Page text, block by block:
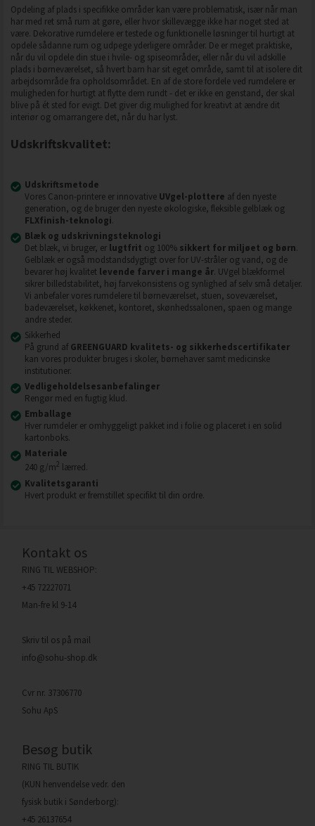
Opdeling af plads i specifikke områder kan være problematisk, især når man
har med ret små rum at gøre, eller hvor skillevægge ikke har noget sted at
være. Dekorative rumdelere er testede og funktionelle løsninger til hurtigt at
opdele sådanne rum og udpege yderligere områder. De er meget praktiske,
når du vil opdele din stue i hvile- og spiseområder, eller når du vil adskille
plads i børneværelset, så hvert barn har sit eget område, samt til at isolere dit
arbejdsområde fra opholdsområdet. En af de store fordele ved rumdelere er
muligheden for hurtigt at flytte dem rundt - det er ikke en genstand, der skal
blive på ét sted for evigt. Det giver dig mulighed for kreativt at ændre dit
interiør og omarrangere det, når du har lyst.
Udskriftskvalitet:
Udskriftsmetode
Vores Canon-printere er innovative UVgel-plottere af den nyeste
generation, og de bruger den nyeste økologiske, fleksible gelblæk og
FLXfinish-teknologi.
Blæk og udskrivningsteknologi
Det blæk, vi bruger, er lugtfrit og 100% sikkert for miljøet og børn.
Gelblæk er også modstandsdygtigt over for UV-stråler og vand, og de
bevarer høj kvalitet levende farver i mange år. UVgel blækformel
sikrer billedstabilitet, høj farvekonsistens og synlighed af selv små detaljer.
Vi anbefaler vores rumdelere til børneværelset, stuen, soveværelset,
badeværelset, køkkenet, kontoret, skønhedssalonen, spaen og mange
andre steder.
Sikkerhed
På grund af GREENGUARD kvalitets- og sikkerhedscertifikater
kan vores produkter bruges i skoler, børnehaver samt medicinske
institutioner.
Vedligeholdelsesanbefalinger
Rengør med en fugtig klud.
Emballage
Hver rumdeler er omhyggeligt pakket ind i folie og placeret i en solid
kartonboks.
Materiale
240 g/m2 lærred.
Kvalitetsgaranti
Hvert produkt er fremstillet specifikt til din ordre.
Kontakt os
RING TIL WEBSHOP:
+45 72227071
Man-fre kl 9-14
Skriv til os på mail
info@sohu-shop.dk
Cvr nr. 37306770
Sohu ApS
Besøg butik
RING TIL BUTIK
(KUN henvendelse vedr. den
fysisk butik i Sønderborg):
+45 26137654